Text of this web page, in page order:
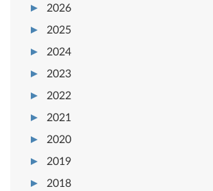
2026
2025
2024
2023
2022
2021
2020
2019
2018